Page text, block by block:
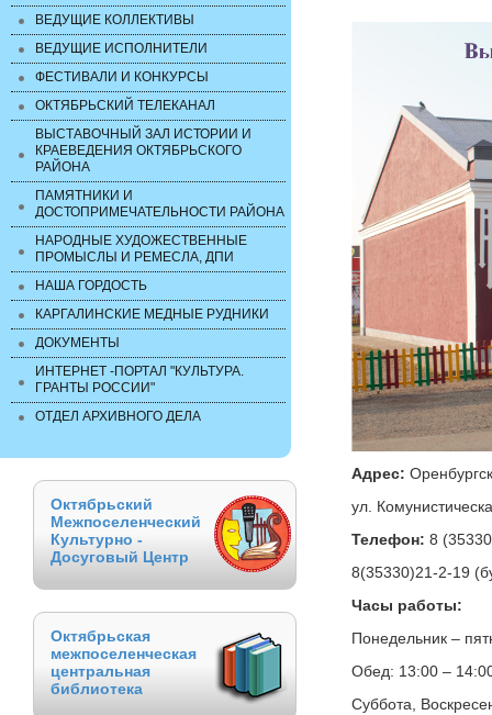
ВЕДУЩИЕ КОЛЛЕКТИВЫ
ВЕДУЩИЕ ИСПОЛНИТЕЛИ
ФЕСТИВАЛИ И КОНКУРСЫ
ОКТЯБРЬСКИЙ ТЕЛЕКАНАЛ
ВЫСТАВОЧНЫЙ ЗАЛ ИСТОРИИ И
КРАЕВЕДЕНИЯ ОКТЯБРЬСКОГО
РАЙОНА
ПАМЯТНИКИ И
ДОСТОПРИМЕЧАТЕЛЬНОСТИ РАЙОНА
НАРОДНЫЕ ХУДОЖЕСТВЕННЫЕ
ПРОМЫСЛЫ И РЕМЕСЛА, ДПИ
НАША ГОРДОСТЬ
КАРГАЛИНСКИЕ МЕДНЫЕ РУДНИКИ
ДОКУМЕНТЫ
ИНТЕРНЕТ -ПОРТАЛ "КУЛЬТУРА.
ГРАНТЫ РОССИИ"
ОТДЕЛ АРХИВНОГО ДЕЛА
Октябрьский
Межпоселенческий
Культурно -
Досуговый Центр
Октябрьская
межпоселенческая
центральная
библиотека
Адрес:
ул.
Телефон: 8
8(35330)21-2-19
Часы работы:
Понедельник –
Обед: 13:00 –
Суббота,